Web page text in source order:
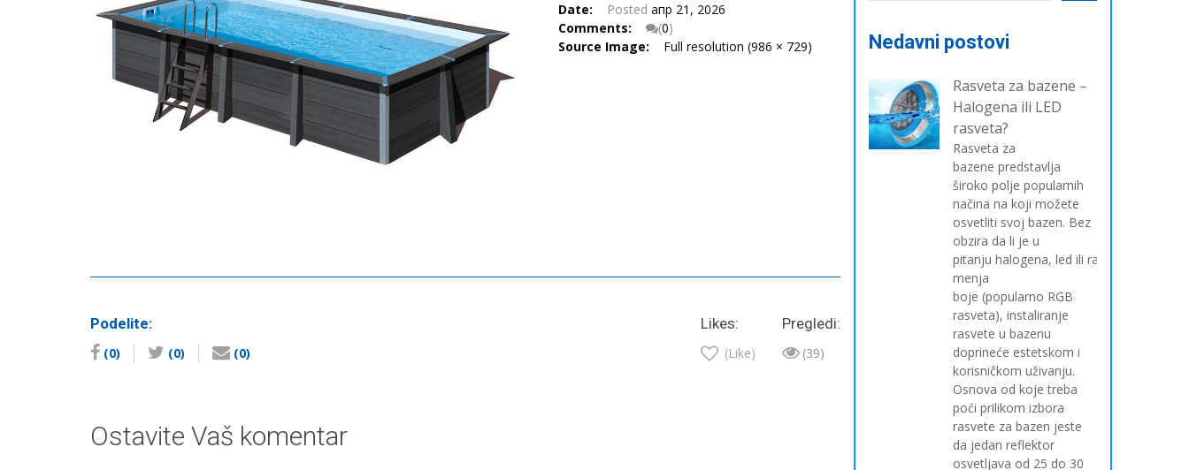
Date: Posted апр 21, 2026
Comments:
(0)
Source Image:
Full resolution (986 × 729)
Podelite:
(0) (0) (0)
Pregledi:
(39)
Likes:
(Like)
Ostavite Vaš komentar
Nedavni postovi
Rasveta za bazene –
Halogena ili LED
rasveta?
Rasveta za
bazene predstavlja
široko polje popularnih
načina na koji možete
osvetliti svoj bazen. Bez
obzira da li je u
pitanju halogena, led ili rasveta koja
menja
boje (popularno RGB
rasveta), instaliranje
rasvete u bazenu
doprineće estetskom i
korisničkom uživanju.
Osnova od koje treba
poći prilikom izbora
rasvete za bazen jeste
da jedan reflektor
osvetljava od 25 do 30